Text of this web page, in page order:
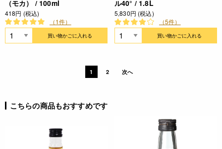
（モカ） / 100ml
418円 (税込)
（1件）
買い物かごに入れる
ル40° / 1.8L
5,830円 (税込)
（5件）
買い物かごに入れる
1 2 次へ
こちらの商品もおすすめです